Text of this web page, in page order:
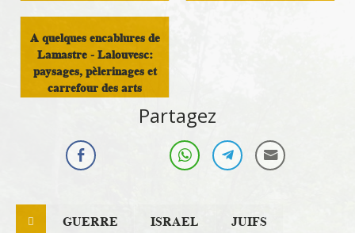
A quelques encablures de
Lamastre - Lalouvesc:
paysages, pèlerinages et
carrefour des arts
Histoire et PatrimoinePartagez
GUERRE ISRAEL JUIFS